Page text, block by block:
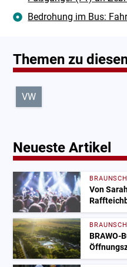
Bedrohung im Bus:
Themen zu
VW
Neueste Artikel
Von
BRAWO-